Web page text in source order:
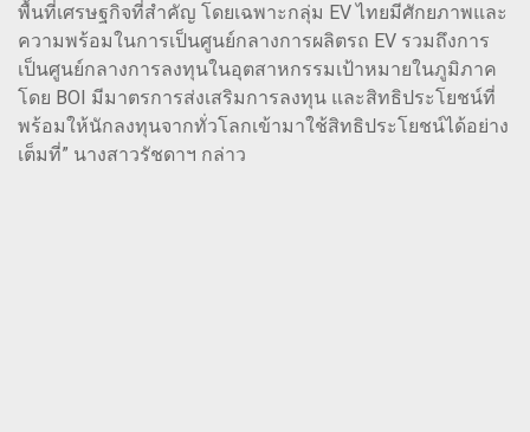
พื้นที่เศรษฐกิจที่สำคัญ โดยเฉพาะกลุ่ม EV ไทยมีศักยภาพและ
ความพร้อมในการเป็นศูนย์กลางการผลิตรถ EV รวมถึงการ
เป็นศูนย์กลางการลงทุนในอุตสาหกรรมเป้าหมายในภูมิภาค
โดย BOI มีมาตรการส่งเสริมการลงทุน และสิทธิประโยชน์ที่
พร้อมให้นักลงทุนจากทั่วโลกเข้ามาใช้สิทธิประโยชน์ได้อย่าง
เต็มที่” นางสาวรัชดาฯ กล่าว